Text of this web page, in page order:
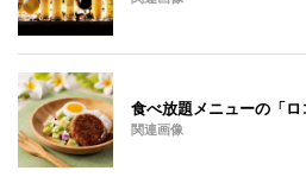
食べ放題メニューの「ロ
関連画像